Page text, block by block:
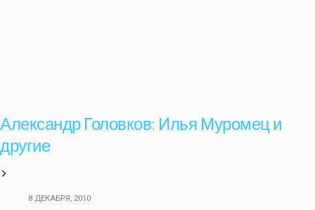
Александр Головков: Илья Муромец и
другие
8 ДЕКАБРЯ, 2010